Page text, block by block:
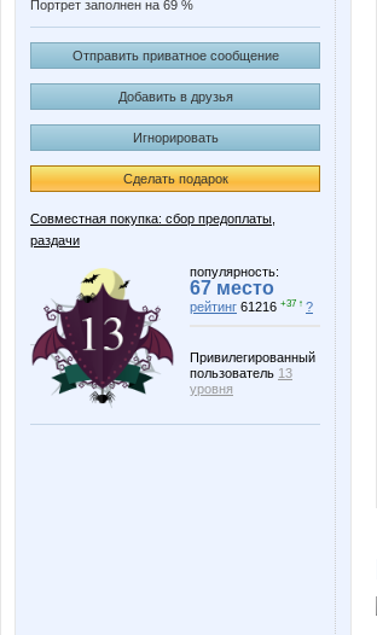
Портрет заполнен на 69 %
Отправить приватное сообщение
Добавить в друзья
Игнорировать
Сделать подарок
Совместная покупка: сбор предоплаты,
раздачи
популярность:
67 место
рейтинг 61216 +37 ↑ ?
Привилегированный
пользователь 13
уровня